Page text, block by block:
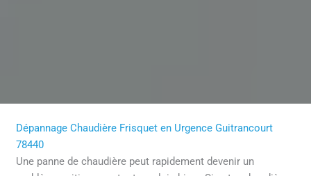
Dépannage Chaudière Frisquet en Urgence Guitrancourt
78440
Une panne de chaudière peut rapidement devenir un